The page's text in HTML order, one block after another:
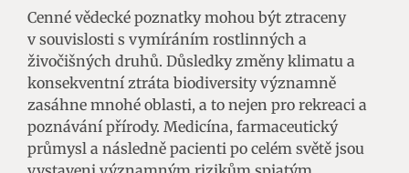
Cenné vědecké poznatky mohou být ztraceny
v souvislosti s vymíráním rostlinných a
živočišných druhů. Důsledky změny klimatu a
konsekventní ztráta biodiversity významně
zasáhne mnohé oblasti, a to nejen pro rekreaci a
poznávání přírody. Medicína, farmaceutický
průmysl a následně pacienti po celém světě jsou